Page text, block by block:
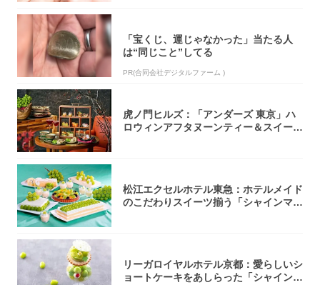
「宝くじ、運じゃなかった」当たる人
は“同じこと”してる
PR(合同会社デジタルファーム )
虎ノ門ヒルズ：「アンダーズ 東京」ハ
ロウィンアフタヌーンティー＆スイーツ
松江エクセルホテル東急：ホテルメイド
のこだわりスイーツ揃う「シャインマス
リーガロイヤルホテル京都：愛らしいシ
ョートケーキをあしらった「シャインマ